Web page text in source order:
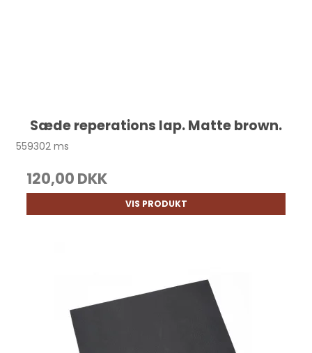
Sæde reperations lap. Matte brown.
559302 ms
120,00 DKK
VIS PRODUKT